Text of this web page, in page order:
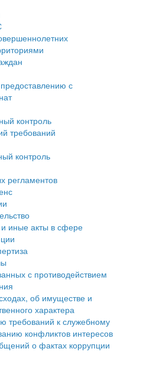
регламентов
субъектов малого и
проектирования
и застройки
с
контроль
требований
контроль
регламентов
иные акты в сфере
с противодействием
об имуществе и
характера
требований к служебному
конфликтов интересов
о фактах коррупции